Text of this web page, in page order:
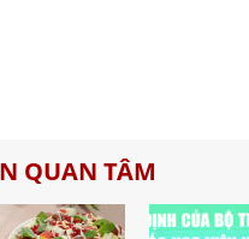
QUAN TÂM